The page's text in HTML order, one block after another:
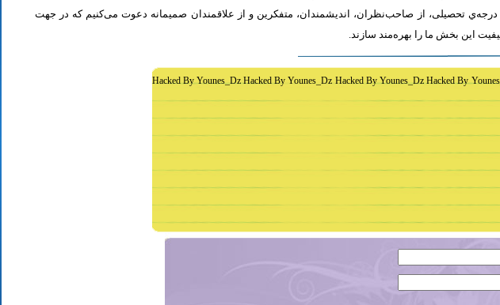
تحصیلی، از صاحب‌نظران، اندیشمندان، متفکرین و از علاقمندان صمیمانه دعوت می‌کنیم که در جهت
اين بخش ما را بهره‌مند سازند.
Hacked By Younes_Dz Hacked By Younes_Dz Hacked By Younes_Dz Hacked By